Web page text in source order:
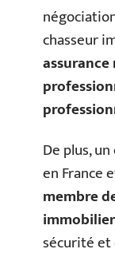
chasseur
De plus,
en France
membre
sécurité